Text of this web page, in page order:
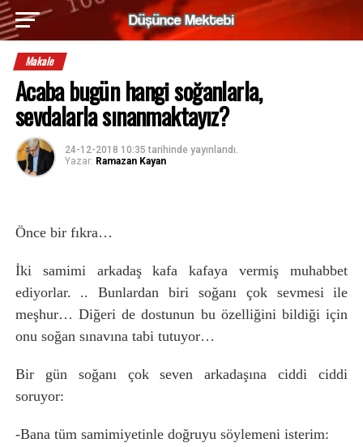
Makale
Acaba bugün hangi soğanlarla,
sevdalarla sınanmaktayız?
24-12-2018 10:35 tarihinde yayınlandı.
Yazar: Ramazan Kayan
Önce bir fıkra…
İki samimi arkadaş kafa kafaya vermiş muhabbet
ediyorlar. .. Bunlardan biri soğanı çok sevmesi ile
meşhur… Diğeri de dostunun bu özelliğini bildiği için
onu soğan sınavına tabi tutuyor…
Bir gün soğanı çok seven arkadaşına ciddi ciddi
soruyor:
-Bana tüm samimiyetinle doğruyu söylemeni isterim: